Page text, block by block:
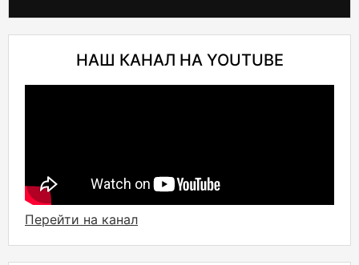
НАШ КАНАЛ НА YOUTUBE
Перейти на канал